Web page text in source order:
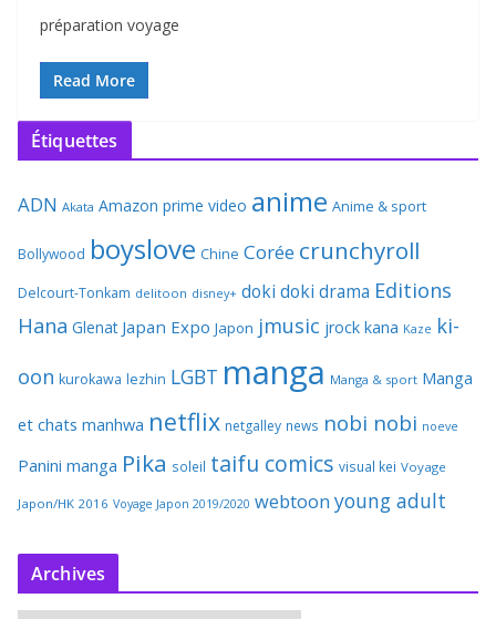
préparation voyage
Read More
Étiquettes
ADN Akata Amazon prime video anime Anime & sport
Bollywood boyslove Chine Corée crunchyroll
Delcourt-Tonkam delitoon disney+ doki doki drama Editions
Hana Glenat Japan Expo Japon jmusic jrock kana Kaze ki-
oon kurokawa lezhin LGBT manga Manga & sport Manga
et chats manhwa netflix netgalley news nobi nobi noeve
Panini manga Pika soleil taifu comics visual kei Voyage
Japon/HK 2016 Voyage Japon 2019/2020 webtoon young adult
Archives